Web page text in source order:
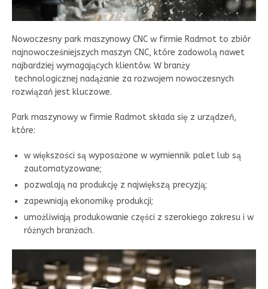
Nowoczesny park maszynowy CNC w firmie Radmot to zbiór
najnowocześniejszych maszyn CNC, które zadowolą nawet
najbardziej wymagających klientów. W branży
technologicznej nadążanie za rozwojem nowoczesnych
rozwiązań jest kluczowe.
Park maszynowy w firmie Radmot składa się z urządzeń,
które:
w większości są wyposażone w wymiennik palet lub są
zautomatyzowane;
pozwalają na produkcję z największą precyzją;
zapewniają ekonomikę produkcji;
umożliwiają produkowanie części z szerokiego zakresu i w
różnych branżach.